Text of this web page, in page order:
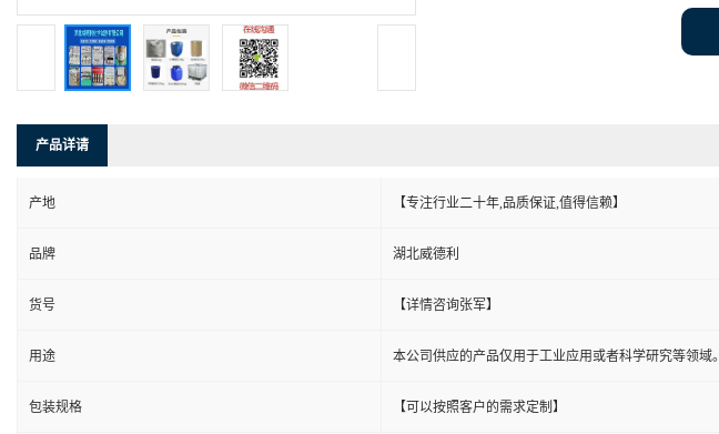
产品详请
产地 【专注行业二十年,品质保证,值得信赖】
品牌 湖北威德利
货号 【详情咨询张军】
用途 本公司供应的产品仅用于工业应用或者科学研究等领域。
包装规格 【可以按照客户的需求定制】